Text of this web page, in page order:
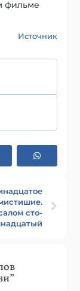
фильме
Источник
сто-